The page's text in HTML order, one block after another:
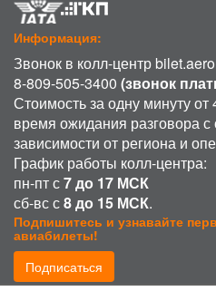
Информация:
Звонок в колл-центр
8-809-505-3400 (звонок
Стоимость за одну минуту
время ожидания разговора
зависимости от региона и
График работы колл-центра:
пн-пт с7 до 17 МСК
сб-вс с8 до 15 МСК.
Подпишитесь и узнавайте
авиабилеты!
Подписаться